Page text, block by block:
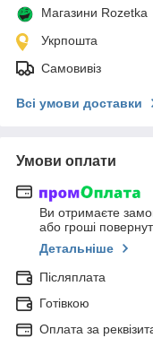
Магазини Rozetka
Укрпошта
Самовивіз
Всі умови доставки
Умови оплати
Ви отримаєте
або гроші
Детальніше
Післяплата
Готівкою
Оплата за